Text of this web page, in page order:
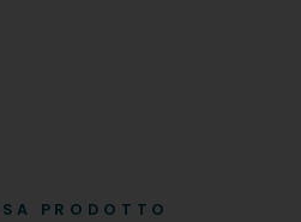
PRODOTTO